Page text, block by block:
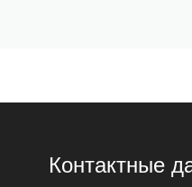
Контактные